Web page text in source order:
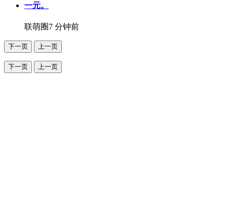
一元。
联萌圈7 分钟前
下一页 上一页
下一页 上一页